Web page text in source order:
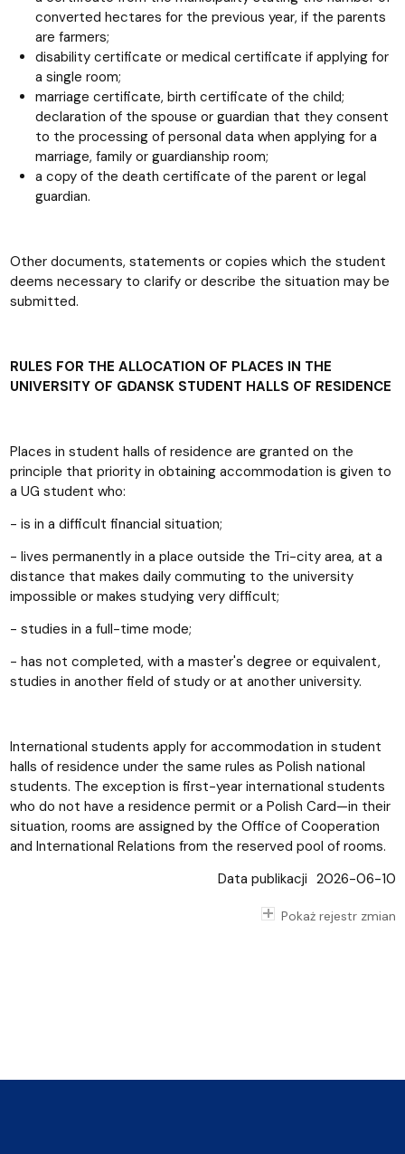
converted hectares for the previous year, if the parents
are farmers;
disability certificate or medical certificate if applying for
a single room;
marriage certificate, birth certificate of the child;
declaration of the spouse or guardian that they consent
to the processing of personal data when applying for a
marriage, family or guardianship room;
a copy of the death certificate of the parent or legal
guardian.
Other documents, statements or copies which the student
deems necessary to clarify or describe the situation may be
submitted.
RULES FOR THE ALLOCATION OF PLACES IN THE
UNIVERSITY OF GDANSK STUDENT HALLS OF RESIDENCE
Places in student halls of residence are granted on the
principle that priority in obtaining accommodation is given to
a UG student who:
- is in a difficult financial situation;
- lives permanently in a place outside the Tri-city area, at a
distance that makes daily commuting to the university
impossible or makes studying very difficult;
- studies in a full-time mode;
- has not completed, with a master's degree or equivalent,
studies in another field of study or at another university.
International students apply for accommodation in student
halls of residence under the same rules as Polish national
students. The exception is first-year international students
who do not have a residence permit or a Polish Card—in their
situation, rooms are assigned by the Office of Cooperation
and International Relations from the reserved pool of rooms.
Data publikacji 2026-06-10
Pokaż rejestr zmian